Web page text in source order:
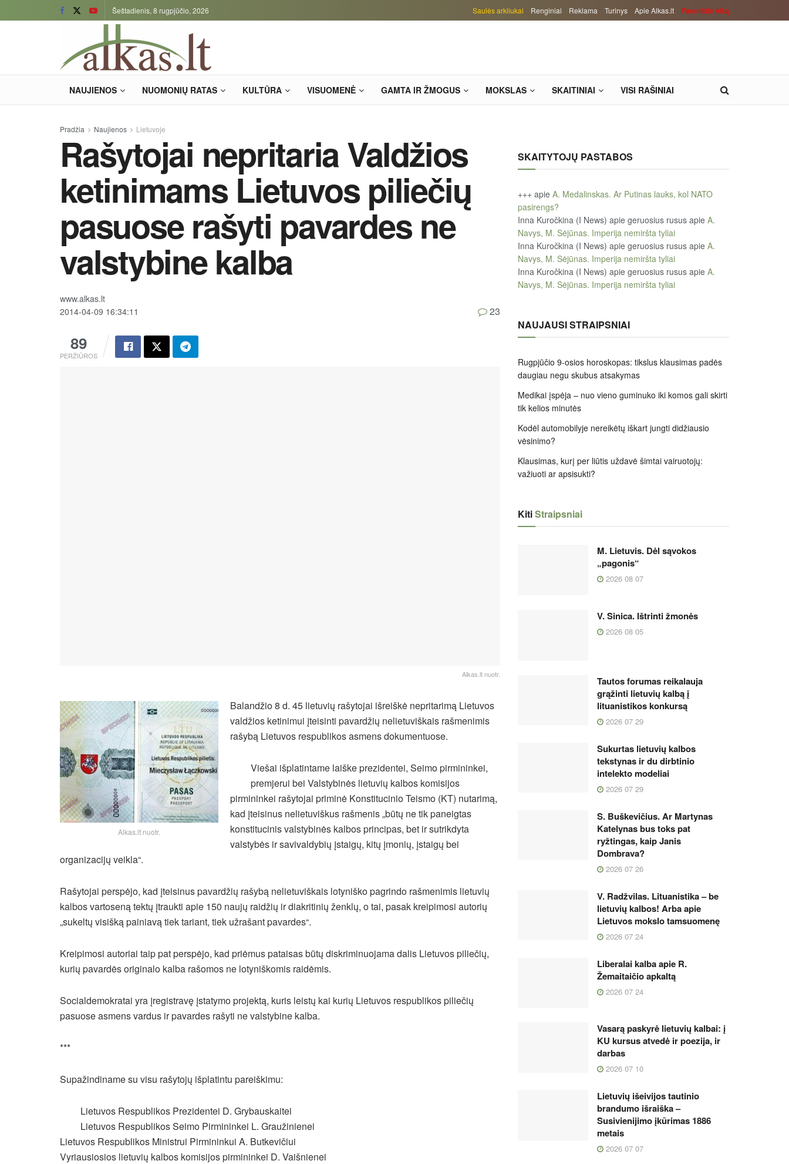
Šeštadienis, 8 rugpjūčio, 2026 Saulės arkliukai Renginiai Reklama Turinys Apie Alkas.lt Paremkite Alką
NAUJIENOS NUOMONIŲ RATAS KULTŪRA VISUOMENĖ GAMTA IR ŽMOGUS MOKSLAS SKAITINIAI VISI RAŠINIAI
Pradžia Naujienos Lietuvoje
Rašytojai nepritaria Valdžios
ketinimams Lietuvos piliečių
pasuose rašyti pavardes ne
valstybine kalba
www.alkas.lt
2014-04-09 16:34:11
89
PERŽIŪROS
23
Alkas.lt nuotr.
Alkas.lt nuotr.
Balandžio 8 d. 45 lietuvių rašytojai išreiškė nepritarimą Lietuvos
valdžios ketinimui įteisinti pavardžių nelietuviškais rašmenimis
rašybą Lietuvos respublikos asmens dokumentuose.
Viešai išplatintame laiške prezidentei, Seimo pirmininkei,
premjerui bei Valstybinės lietuvių kalbos komisijos
pirmininkei rašytojai priminė Konstitucinio Teismo (KT) nutarimą,
kad įteisinus nelietuviškus rašmenis „būtų ne tik paneigtas
konstitucinis valstybinės kalbos principas, bet ir sutrikdyta
valstybės ir savivaldybių įstaigų, kitų įmonių, įstaigų bei
organizacijų veikla“.
Rašytojai perspėjo, kad įteisinus pavardžių rašybą nelietuviškais lotyniško pagrindo rašmenimis lietuvių
kalbos vartoseną tektų įtraukti apie 150 naujų raidžių ir diakritinių ženklų, o tai, pasak kreipimosi autorių
„sukeltų visišką painiavą tiek tariant, tiek užrašant pavardes“.
Kreipimosi autoriai taip pat perspėjo, kad priėmus pataisas būtų diskriminuojama dalis Lietuvos piliečių,
kurių pavardės originalo kalba rašomos ne lotyniškomis raidėmis.
Socialdemokratai yra įregistravę įstatymo projektą, kuris leistų kai kurių Lietuvos respublikos piliečių
pasuose asmens vardus ir pavardes rašyti ne valstybine kalba.
***
Supažindiname su visu rašytojų išplatintu pareiškimu:
Lietuvos Respublikos Prezidentei D. Grybauskaitei
Lietuvos Respublikos Seimo Pirmininkei L. Graužinienei
Lietuvos Respublikos Ministrui Pirmininkui A. Butkevičiui
Vyriausiosios lietuvių kalbos komisijos pirmininkei D. Vaišnienei
SKAITYTOJŲ PASTABOS
+++ apie A. Medalinskas. Ar Putinas lauks, kol NATO
pasirengs?
Inna Kuročkina (I News) apie geruosius rusus apie A.
Navys, M. Sėjūnas. Imperija nemiršta tyliai
Inna Kuročkina (I News) apie geruosius rusus apie A.
Navys, M. Sėjūnas. Imperija nemiršta tyliai
Inna Kuročkina (I News) apie geruosius rusus apie A.
Navys, M. Sėjūnas. Imperija nemiršta tyliai
NAUJAUSI STRAIPSNIAI
Rugpjūčio 9-osios horoskopas: tikslus klausimas padės
daugiau negu skubus atsakymas
Medikai įspėja – nuo vieno guminuko iki komos gali skirti
tik kelios minutės
Kodėl automobilyje nereikėtų iškart jungti didžiausio
vėsinimo?
Klausimas, kurį per liūtis uždavė šimtai vairuotojų:
važiuoti ar apsisukti?
KitiStraipsniai
M. Lietuvis. Dėl sąvokos
„pagonis“
2026 08 07
V. Sinica. Ištrinti žmonės
2026 08 05
Tautos forumas reikalauja
grąžinti lietuvių kalbą į
lituanistikos konkursą
2026 07 29
Sukurtas lietuvių kalbos
tekstynas ir du dirbtinio
intelekto modeliai
2026 07 29
S. Buškevičius. Ar Martynas
Katelynas bus toks pat
ryžtingas, kaip Janis
Dombrava?
2026 07 26
V. Radžvilas. Lituanistika – be
lietuvių kalbos! Arba apie
Lietuvos mokslo tamsuomenę
2026 07 24
Liberalai kalba apie R.
Žemaitaičio apkaltą
2026 07 24
Vasarą paskyrė lietuvių kalbai: į
KU kursus atvedė ir poezija, ir
darbas
2026 07 10
Lietuvių išeivijos tautinio
brandumo išraiška –
Susivienijimo įkūrimas 1886
metais
2026 07 07